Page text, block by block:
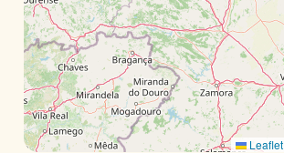
Leaflet